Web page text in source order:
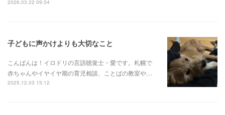
2026.03.22 09:34
子どもに声かけよりも大切なこと
こんばんは！イロドリの言語聴覚士・愛です。札幌で
赤ちゃんやイヤイヤ期の育児相談、ことばの教室や…
2025.12.03 15:12